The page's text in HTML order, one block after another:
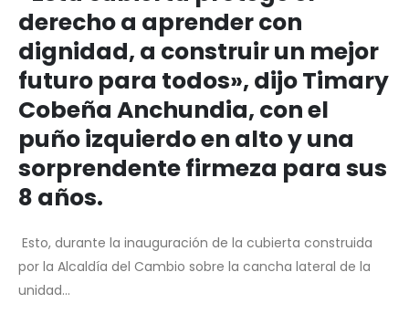
derecho a aprender con
dignidad, a construir un mejor
futuro para todos», dijo Timary
Cobeña Anchundia, con el
puño izquierdo en alto y una
sorprendente firmeza para sus
8 años.
‎ ‎Esto, durante la inauguración de la cubierta construida
por la Alcaldía del Cambio sobre la cancha lateral de la
unidad...